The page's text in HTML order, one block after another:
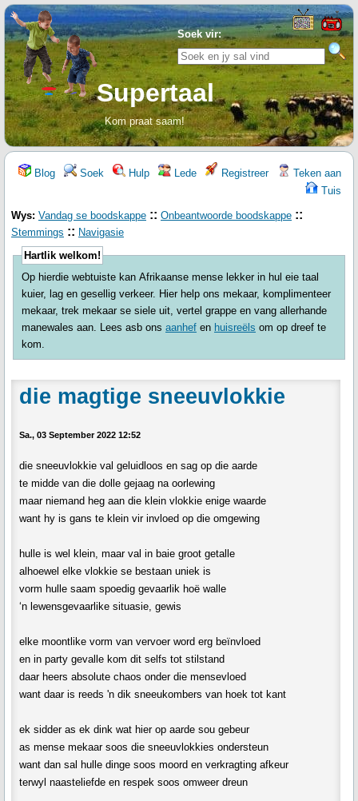
Soek vir:
Supertaal
Kom praat saam!
Blog Soek Hulp Lede Registreer
Teken aan
Tuis
Wys: Vandag se boodskappe :: Onbeantwoorde boodskappe ::
Stemmings :: Navigasie
Hartlik welkom!
Op hierdie webtuiste kan Afrikaanse mense lekker in hul eie taal
kuier, lag en gesellig verkeer. Hier help ons mekaar, komplimenteer
mekaar, trek mekaar se siele uit, vertel grappe en vang allerhande
manewales aan. Lees asb ons aanhef en huisreëls om op dreef te
kom.
die magtige sneeuvlokkie
Sa., 03 September 2022 12:52
die sneeuvlokkie val geluidloos en sag op die aarde
te midde van die dolle gejaag na oorlewing
maar niemand heg aan die klein vlokkie enige waarde
want hy is gans te klein vir invloed op die omgewing
hulle is wel klein, maar val in baie groot getalle
alhoewel elke vlokkie se bestaan uniek is
vorm hulle saam spoedig gevaarlik hoë walle
‘n lewensgevaarlike situasie, gewis
elke moontlike vorm van vervoer word erg beïnvloed
en in party gevalle kom dit selfs tot stilstand
daar heers absolute chaos onder die mensevloed
want daar is reeds 'n dik sneeukombers van hoek tot kant
ek sidder as ek dink wat hier op aarde sou gebeur
as mense mekaar soos die sneeuvlokkies ondersteun
want dan sal hulle dinge soos moord en verkragting afkeur
terwyl naasteliefde en respek soos omweer dreun